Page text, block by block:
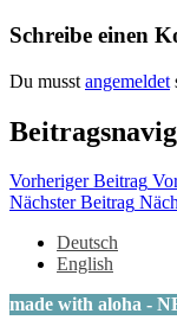
Schreibe einen
Du musst angemeldet
Vorheriger Beitrag
Nächster Beitrag
Deutsch
English
made with aloha -